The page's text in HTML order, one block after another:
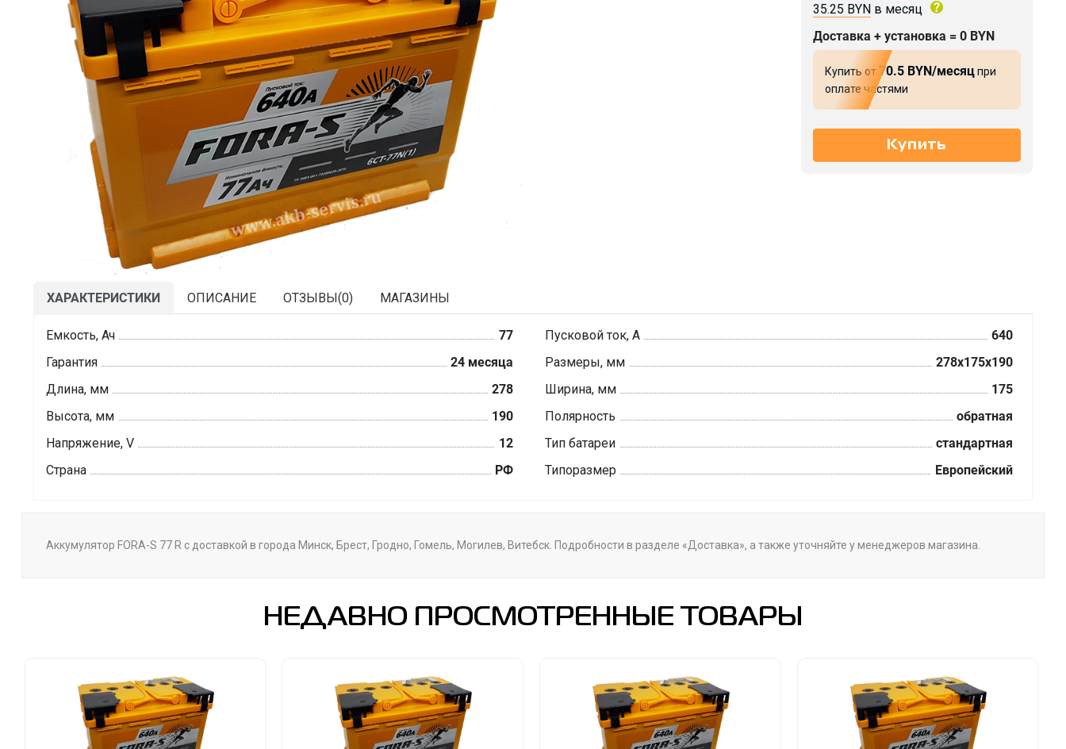
35.25 BYNв месяц
Доставка + установка = 0 BYN
Купить от70.5 BYN/месяцпри
оплате частями
ХАРАКТЕРИСТИКИ ОПИСАНИЕ ОТЗЫВЫ(0) МАГАЗИНЫ
Емкость, Ач 77 Пусковой ток, А
640
Гарантия
24 месяца Размеры, мм
278x175x190
Длина, мм
278 Ширина, мм
175
Высота, мм
190 Полярность
обратная
Напряжение, V
12 Тип батареи
стандартная
Страна
РФ Типоразмер Европейский
Аккумулятор FORA-S 77 R с доставкой в города Минск, Брест, Гродно, Гомель, Могилев, Витебск. Подробности в разделе «Доставка», а также уточняйте у менеджеров магазина.
НЕДАВНО ПРОСМОТРЕННЫЕ ТОВАРЫ